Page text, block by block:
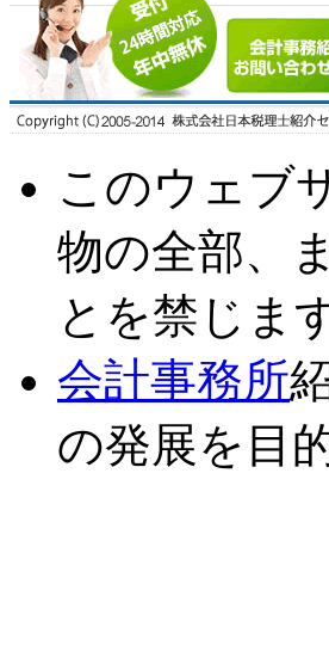
このウェブ
物の全部、
とを禁じま
会計事務所
の発展を目